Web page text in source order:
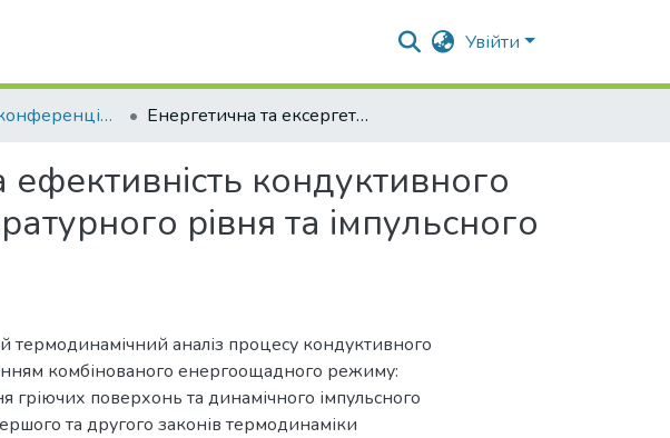
Увійти
Статті, тези конференцій. Факультет інженерно-технологічний Енергетична та ексергетична ефективність кондуктивного жарення яловичини за зниженого температурного рівня та імпульсного стиснення
кондуктивного
рівня та імпульсного
термодинамічний аналіз процесу кондуктивного
комбінованого енергоощадного режиму:
гріючих поверхонь та динамічного імпульсного
та другого законів термодинаміки